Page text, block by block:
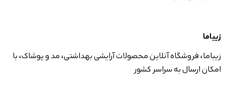
زیباما
زیباما، فروشگاه آنلاین محصولات آرایشی بهداشتی، مد و پوشاک، با
امکان ارسال به سراسر کشور